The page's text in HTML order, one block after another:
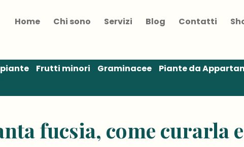
Home Chi sono Servizi Blog Contatti
Frutti minori Graminacee Piante da
fucsia, come curarla